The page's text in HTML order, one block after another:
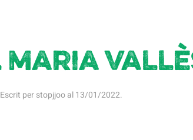
Escrit perstopjjooal13/01/2022.